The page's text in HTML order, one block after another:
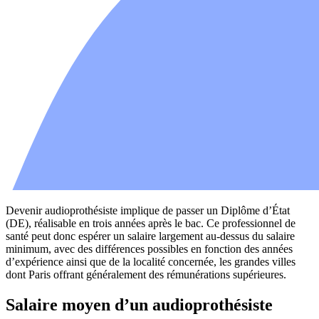
Devenir audioprothésiste implique de passer un Diplôme d’État
(DE), réalisable en trois années après le bac. Ce professionnel de
santé peut donc espérer un salaire largement au-dessus du salaire
minimum, avec des différences possibles en fonction des années
d’expérience ainsi que de la localité concernée, les grandes villes
dont Paris offrant généralement des rémunérations supérieures.
Salaire moyen d’un audioprothésiste